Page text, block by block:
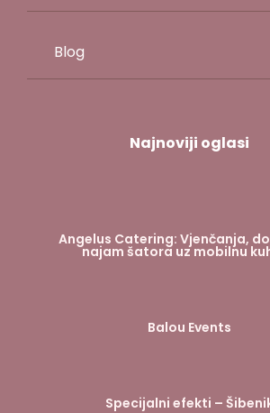
Blog
Najnoviji oglasi
Angelus Catering: Vjenčanja,
najam šatora uz mobilnu
Balou Events
Specijalni efekti –